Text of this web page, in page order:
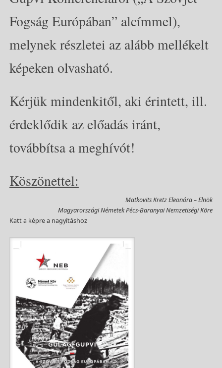
Fogság Európában” alcímmel),
melynek részletei az alább mellékelt
képeken olvasható.
Kérjük mindenkitől, aki érintett, ill.
érdeklődik az előadás iránt,
továbbítsa a meghívót!
Köszönettel:
Matkovits Kretz Eleonóra – Elnök
Magyarországi Németek Pécs-Baranyai Nemzetiségi Köre
Katt a képre a nagyításhoz